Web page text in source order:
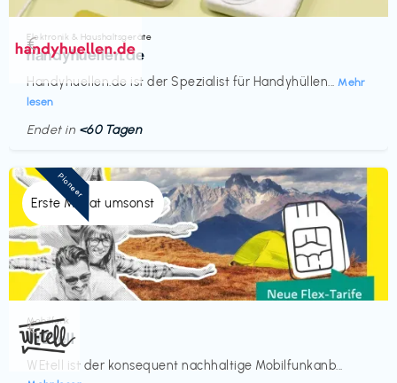
Elektronik & Haushaltsgeräte
handyhuellen.de
Handyhuellen.de ist der Spezialist für Handyhüllen... Mehr
lesen
€‎
Endet in <60 Tagen
Erste Monat umsonst
Mobilfunk
WEtell
WEtell ist der konsequent nachhaltige Mobilfunkanb...
€‎
Pioneer